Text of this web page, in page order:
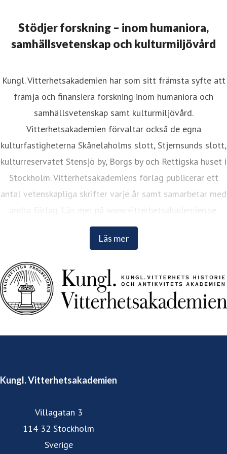
Stödjer forskning – inom humaniora,
samhällsvetenskap och kulturmiljövård
Läs mer
Kungl. Vitterhetsakademien har som sitt främsta syfte att
främja och finansiera forskning inom humaniora och
samhällsvetenskap samt kulturmiljövård.
Vitterhetsakademien förvaltar också de egna
kulturfastigheterna Skånelaholms slott, Stjernsunds slott,
kulturreservatet Stensjö by, Borgs by och Rettigska huset i
Stockholm. Vitterhetsakademiens förlag publicerar ett
antal vetenskapliga skrifter varje år samt samarbetar med
andra förlag. Läs mer på www.vitterhetsakademien.se.
Kungl. Vitterhetsakademien
Villagatan 3
114 32 Stockholm
Sverige